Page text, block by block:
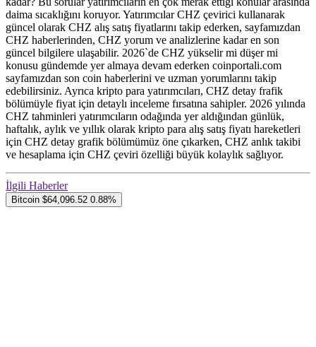
daima sıcaklığını koruyor. Yatırımcılar CHZ çevirici kullanarak
güncel olarak CHZ alış satış fiyatlarını takip ederken, sayfamızdan
CHZ haberlerinden, CHZ yorum ve analizlerine kadar en son
güncel bilgilere ulaşabilir. 2026`de CHZ yükselir mi düşer mi
konusu gündemde yer almaya devam ederken coinportali.com
sayfamızdan son coin haberlerini ve uzman yorumlarını takip
edebilirsiniz. Ayrıca kripto para yatırımcıları, CHZ detay frafik
bölümüyle fiyat için detaylı inceleme fırsatına sahipler. 2026 yılında
CHZ tahminleri yatırımcıların odağında yer aldığından günlük,
haftalık, aylık ve yıllık olarak kripto para alış satış fiyatı hareketleri
için CHZ detay grafik bölümümüz öne çıkarken, CHZ anlık takibi
ve hesaplama için CHZ çeviri özelliği büyük kolaylık sağlıyor.
İlgili Haberler
Bitcoin $64,096.52 0.88%